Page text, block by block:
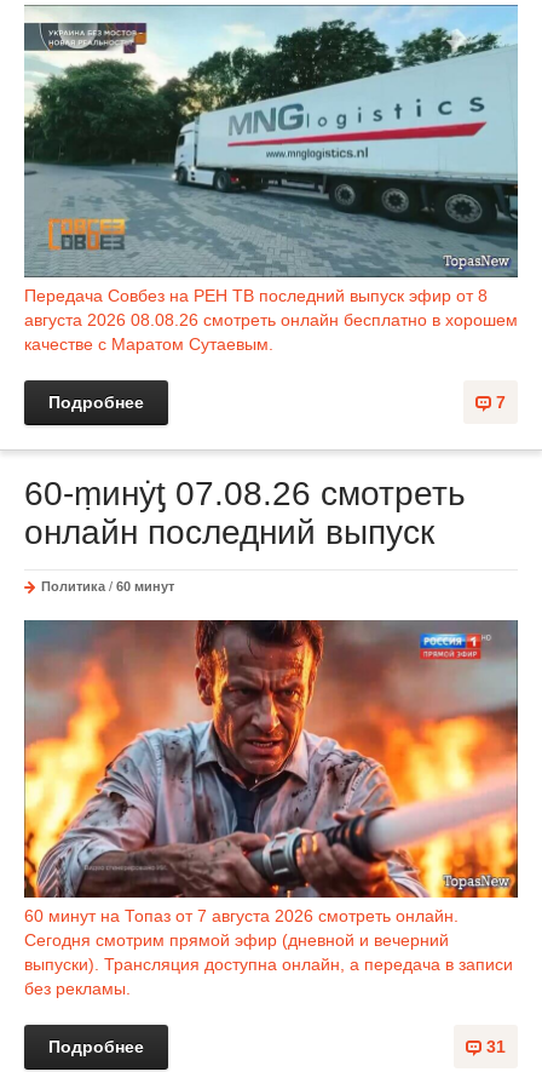
Передача Совбез на РЕН ТВ последний выпуск эфир от 8
августа 2026 08.08.26 смотреть онлайн бесплатно в хорошем
качестве с Маратом Сутаевым.
7
Подробнее
60-ṃинẏƫ 07.08.26 смотреть
онлайн последний выпуск
Политика / 60 минут
60 минут на Топаз от 7 августа 2026 смотреть онлайн.
Сегодня смотрим прямой эфир (дневной и вечерний
выпуски). Трансляция доступна онлайн, а передача в записи
без рекламы.
31
Подробнее